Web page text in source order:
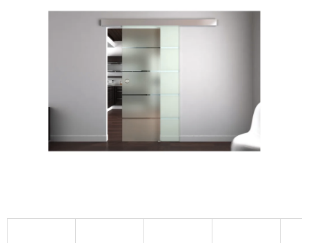
z
hvězdiček.